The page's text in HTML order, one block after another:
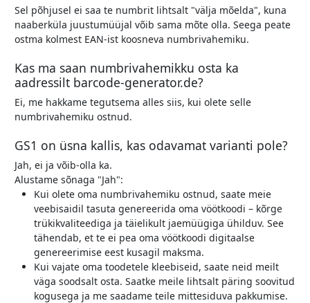
Sel põhjusel ei saa te numbrit lihtsalt "välja mõelda", kuna
naaberküla juustumüüjal võib sama mõte olla. Seega peate
ostma kolmest EAN-ist koosneva numbrivahemiku.
Kas ma saan numbrivahemikku osta ka
aadressilt barcode-generator.de?
Ei, me hakkame tegutsema alles siis, kui olete selle
numbrivahemiku ostnud.
GS1 on üsna kallis, kas odavamat varianti pole?
Jah, ei ja võib-olla ka.
Alustame sõnaga "Jah":
Kui olete oma numbrivahemiku ostnud, saate meie
veebisaidil tasuta genereerida oma vöötkoodi – kõrge
trükikvaliteediga ja täielikult jaemüügiga ühilduv. See
tähendab, et te ei pea oma vöötkoodi digitaalse
genereerimise eest kusagil maksma.
Kui vajate oma toodetele kleebiseid, saate neid meilt
väga soodsalt osta. Saatke meile lihtsalt päring soovitud
kogusega ja me saadame teile mittesiduva pakkumise.